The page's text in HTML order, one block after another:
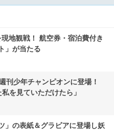
地観戦！ 航空券・宿泊費付き
」が当たる
刊少年チャンピオンに登場！
を見ていただけたら」
」の表紙＆グラビアに登場し妖